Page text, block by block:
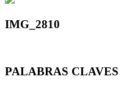
IMG_2810
PALABRAS CLAVES